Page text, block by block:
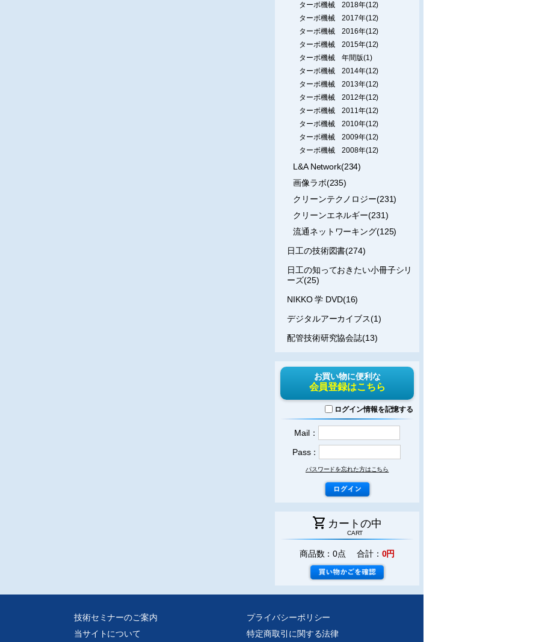
ターボ機械 2018年(12)
ターボ機械 2017年(12)
ターボ機械 2016年(12)
ターボ機械 2015年(12)
ターボ機械 年間版(1)
ターボ機械 2014年(12)
ターボ機械 2013年(12)
ターボ機械 2012年(12)
ターボ機械 2011年(12)
ターボ機械 2010年(12)
ターボ機械 2009年(12)
ターボ機械 2008年(12)
L&A Network(234)
画像ラボ(235)
クリーンテクノロジー(231)
クリーンエネルギー(231)
流通ネットワーキング(125)
日工の技術図書(274)
日工の知っておきたい小冊子シリ
ーズ(25)
NIKKO 学 DVD(16)
デジタルアーカイブス(1)
配管技術研究協会誌(13)
お買い物に便利な
会員登録はこちら
ログイン情報を記憶する
Mail：
Pass：
パスワードを忘れた方はこちら
shopping_cart カートの中
CART
商品数：0点 合計： 0円
技術セミナーのご案内
当サイトについて
プライバシーポリシー
特定商取引に関する法律